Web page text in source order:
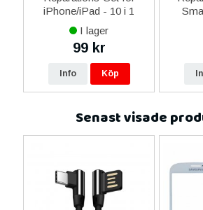
iPhone/iPad - 10 i 1
I lager
99 kr
Info Köp
Senast visade